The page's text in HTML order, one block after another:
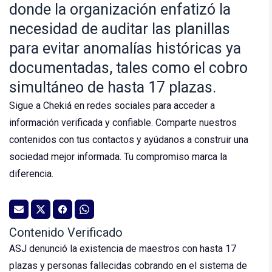
donde la organización enfatizó la
necesidad de auditar las planillas
para evitar anomalías históricas ya
documentadas, tales como el cobro
simultáneo de hasta 17 plazas.
Sigue a Chekiá en redes sociales para acceder a
información verificada y confiable. Comparte nuestros
contenidos con tus contactos y ayúdanos a construir una
sociedad mejor informada. Tu compromiso marca la
diferencia.
Contenido Verificado
ASJ denunció la existencia de maestros con hasta 17
plazas y personas fallecidas cobrando en el sistema de